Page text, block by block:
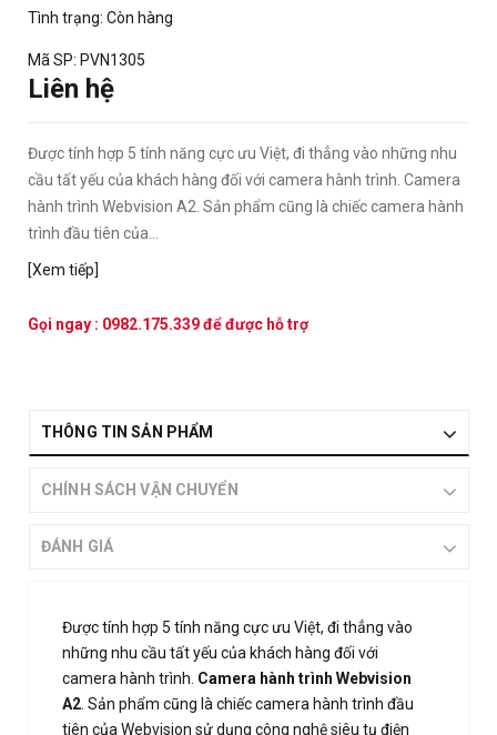
Tình trạng: Còn hàng
Mã SP: PVN1305
Liên hệ
Được tính hợp 5 tính năng cực ưu Việt, đi thẳng vào những nhu
cầu tất yếu của khách hàng đối với camera hành trình. Camera
hành trình Webvision A2. Sản phẩm cũng là chiếc camera hành
trình đầu tiên của...
[Xem tiếp]
Gọi ngay : 0982.175.339để được hỗ trợ
THÔNG TIN SẢN PHẨM
CHÍNH SÁCH VẬN CHUYỂN
ĐÁNH GIÁ
Được tính hợp 5 tính năng cực ưu Việt, đi thẳng vào
những nhu cầu tất yếu của khách hàng đối với
camera hành trình. Camera hành trình Webvision
A2 . Sản phẩm cũng là chiếc camera hành trình đầu
tiên của Webvision sử dụng công nghệ siêu tụ điện